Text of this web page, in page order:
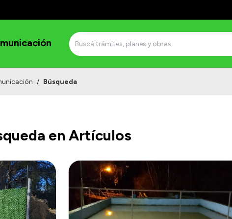
/ Búsqueda
en Artículos